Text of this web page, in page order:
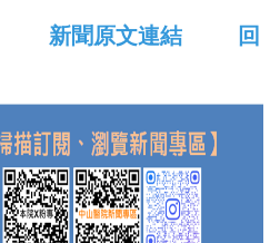
新聞原文連結
回